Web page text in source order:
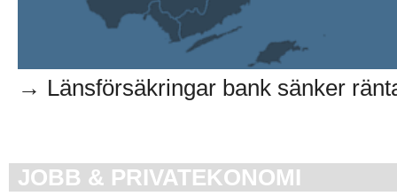
→ Länsförsäkringar bank sänker
JOBB & PRIVATEKONOMI